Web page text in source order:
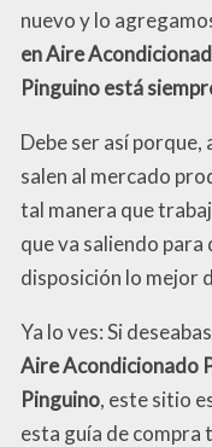
nuevo y lo
en Aire
Pinguino está
Debe ser así porque,
salen al mercado
tal manera que
que va saliendo
disposición lo mejor
Ya lo ves: Si deseabas
Aire Acondicionado
Pinguino, este sitio
esta guía de compra